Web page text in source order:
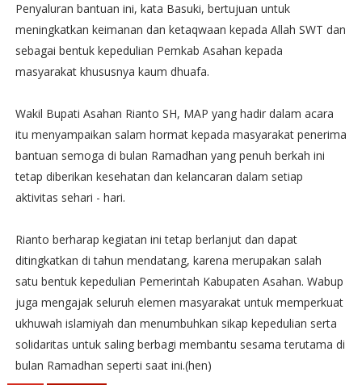
Penyaluran bantuan ini, kata Basuki, bertujuan untuk
meningkatkan keimanan dan ketaqwaan kepada Allah SWT dan
sebagai bentuk kepedulian Pemkab Asahan kepada
masyarakat khususnya kaum dhuafa.
Wakil Bupati Asahan Rianto SH, MAP yang hadir dalam acara
itu menyampaikan salam hormat kepada masyarakat penerima
bantuan semoga di bulan Ramadhan yang penuh berkah ini
tetap diberikan kesehatan dan kelancaran dalam setiap
aktivitas sehari - hari.
Rianto berharap kegiatan ini tetap berlanjut dan dapat
ditingkatkan di tahun mendatang, karena merupakan salah
satu bentuk kepedulian Pemerintah Kabupaten Asahan. Wabup
juga mengajak seluruh elemen masyarakat untuk memperkuat
ukhuwah islamiyah dan menumbuhkan sikap kepedulian serta
solidaritas untuk saling berbagi membantu sesama terutama di
bulan Ramadhan seperti saat ini.(hen)